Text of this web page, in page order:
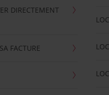
DIRECTEMENT
FACTURE